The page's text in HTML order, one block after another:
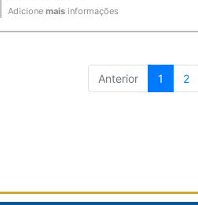
Adicione mais informações
Anterior 1 2